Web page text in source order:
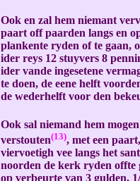
Ook en zal hem niemant
paart off paarden langs en
plankente ryden of te gaan,
ider reys 12 stuyvers 8
ider vande ingesetene
te doen, de eene helft
de wederhelft voor den
Ook sal niemand hem
verstouten(13), met een
viervoetigh vee langs het
noorden de kerk ryden offte
op verbeurte van 3 gulden,